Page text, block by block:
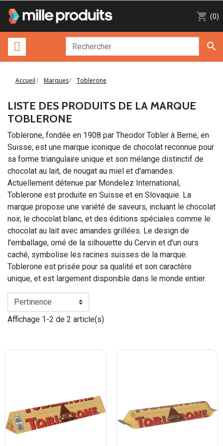
shopping_cart (0)

Accueil Marques Toblerone
LISTE DES PRODUITS DE LA MARQUE
TOBLERONE
Toblerone, fondée en 1908 par Theodor Tobler à Berne, en
Suisse, est une marque iconique de chocolat reconnue pour
sa forme triangulaire unique et son mélange distinctif de
chocolat au lait, de nougat au miel et d'amandes.
Actuellement détenue par Mondelez International,
Toblerone est produite en Suisse et en Slovaquie. La
marque propose une variété de saveurs, incluant le chocolat
noir, le chocolat blanc, et des éditions spéciales comme le
chocolat au lait avec amandes grillées. Le design de
l'emballage, orné de la silhouette du Cervin et d'un ours
caché, symbolise les racines suisses de la marque.
Toblerone est prisée pour sa qualité et son caractère
unique, et est largement disponible dans le monde entier.
Affichage 1-2 de 2 article(s)